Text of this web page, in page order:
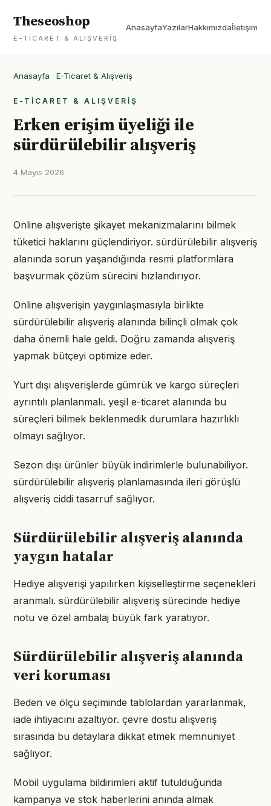
Theseoshop
E-TICARET & ALIŞVERIŞ
AnasayfaYazılarHakkımızdaİletişim
Anasayfa · E-Ticaret & Alışveriş
E-TICARET & ALIŞVERIŞ
Erken erişim üyeliği ile
sürdürülebilir alışveriş
4 Mayıs 2026
Online alışverişte şikayet mekanizmalarını bilmek
tüketici haklarını güçlendiriyor. sürdürülebilir alışveriş
alanında sorun yaşandığında resmi platformlara
başvurmak çözüm sürecini hızlandırıyor.
Online alışverişin yaygınlaşmasıyla birlikte
sürdürülebilir alışveriş alanında bilinçli olmak çok
daha önemli hale geldi. Doğru zamanda alışveriş
yapmak bütçeyi optimize eder.
Yurt dışı alışverişlerde gümrük ve kargo süreçleri
ayrıntılı planlanmalı. yeşil e-ticaret alanında bu
süreçleri bilmek beklenmedik durumlara hazırlıklı
olmayı sağlıyor.
Sezon dışı ürünler büyük indirimlerle bulunabiliyor.
sürdürülebilir alışveriş planlamasında ileri görüşlü
alışveriş ciddi tasarruf sağlıyor.
Sürdürülebilir alışveriş alanında
yaygın hatalar
Hediye alışverişi yapılırken kişiselleştirme seçenekleri
aranmalı. sürdürülebilir alışveriş sürecinde hediye
notu ve özel ambalaj büyük fark yaratıyor.
Sürdürülebilir alışveriş alanında
veri koruması
Beden ve ölçü seçiminde tablolardan yararlanmak,
iade ihtiyacını azaltıyor. çevre dostu alışveriş
sırasında bu detaylara dikkat etmek memnuniyet
sağlıyor.
Mobil uygulama bildirimleri aktif tutulduğunda
kampanya ve stok haberlerini anında almak